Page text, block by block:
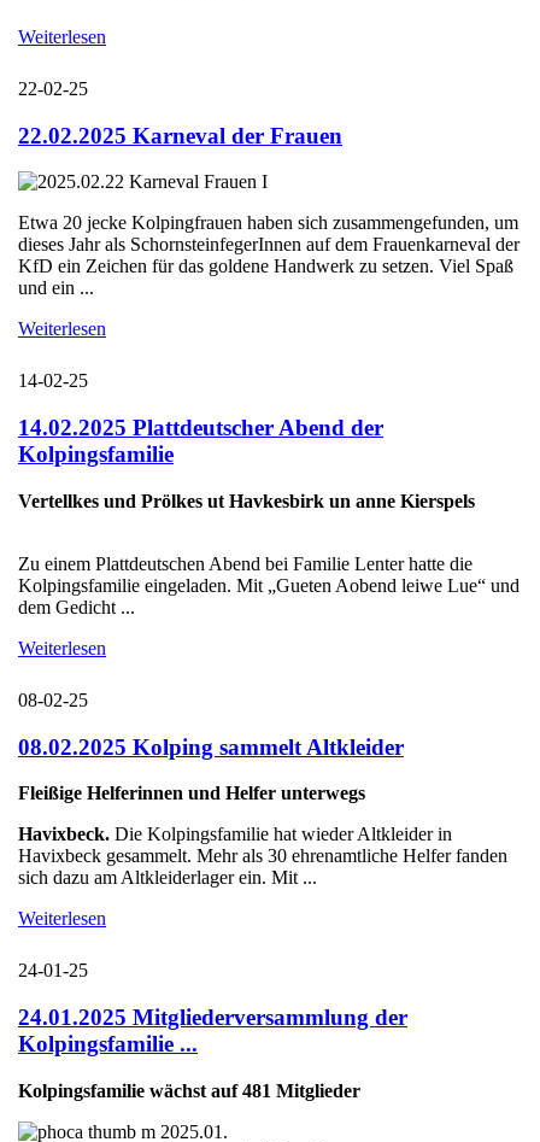
Weiterlesen
22-02-25
22.02.2025 Karneval der Frauen
Etwa 20 jecke Kolpingfrauen haben sich zusammengefunden, um
dieses Jahr als SchornsteinfegerInnen auf dem Frauenkarneval der
KfD ein Zeichen für das goldene Handwerk zu setzen. Viel Spaß
und ein ...
Weiterlesen
14-02-25
14.02.2025 Plattdeutscher Abend der
Kolpingsfamilie
Vertellkes und Prölkes ut Havkesbirk un anne Kierspels
Zu einem Plattdeutschen Abend bei Familie Lenter hatte die
Kolpingsfamilie eingeladen. Mit „Gueten Aobend leiwe Lue“ und
dem Gedicht ...
Weiterlesen
08-02-25
08.02.2025 Kolping sammelt Altkleider
Fleißige Helferinnen und Helfer unterwegs
Havixbeck. Die Kolpingsfamilie hat wieder Altkleider in
Havixbeck gesammelt. Mehr als 30 ehrenamtliche Helfer fanden
sich dazu am Altkleiderlager ein. Mit ...
Weiterlesen
24-01-25
24.01.2025 Mitgliederversammlung der
Kolpingsfamilie ...
Kolpingsfamilie wächst auf 481 Mitglieder